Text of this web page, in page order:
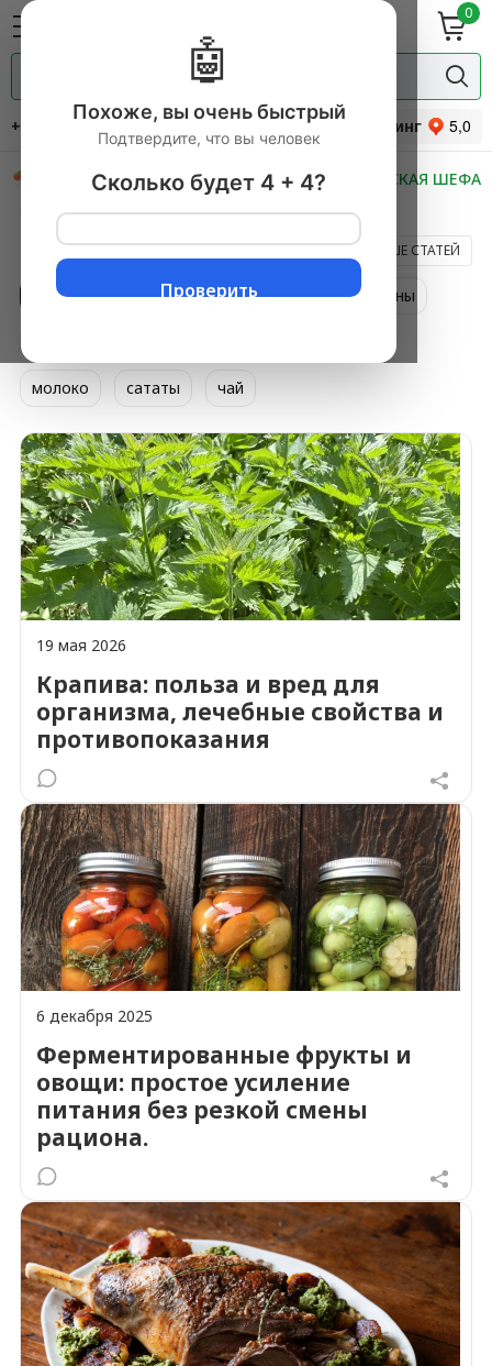
0
гастрономия
прянности
+7 (495) 744-34-31
Рейтинг
СКИДКИ НОВИНКИ МАСТЕРСКАЯ ШЕФА
Главная
ЖУРНАЛ О ЕДЕ ЕЩЕ БОЛЬШЕ СТАТЕЙ
все темы авокадо бранина витамины
молоко сататы чай
19 мая 2026
Крапива: польза и вред для
организма, лечебные свойства и
противопоказания
6 декабря 2025
Ферментированные фрукты и
овощи: простое усиление
питания без резкой смены
рациона.
🤖
Похоже, вы очень быстрый
Подтвердите, что вы человек
Сколько будет 4 + 4?
Проверить